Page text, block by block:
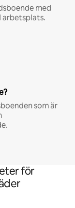
med
arbetsplats.
som är
för